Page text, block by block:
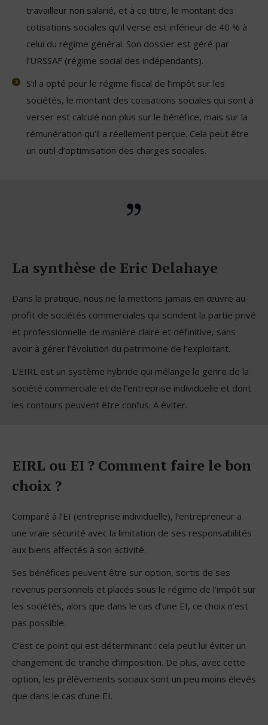
travailleur non salarié, et à ce titre, le montant des
cotisations sociales qu’il verse est inférieur de 40 % à
celui du régime général. Son dossier est géré par
l’URSSAF (régime social des indépendants).
S’il a opté pour le régime fiscal de l’impôt sur les
sociétés, le montant des cotisations sociales qui sont à
verser est calculé non plus sur le bénéfice, mais sur la
rémunération qu’il a réellement perçue. Cela peut être
un outil d’optimisation des charges sociales.
La synthèse de Eric Delahaye
Dans la pratique, nous ne la mettons jamais en œuvre au
profit de sociétés commerciales qui scindent la partie privé
et professionnelle de manière claire et définitive, sans
avoir à gérer l’évolution du patrimoine de l’exploitant.
L’EIRL est un système hybride qui mélange le genre de la
société commerciale et de l’entreprise individuelle et dont
les contours peuvent être confus. A éviter.
EIRL ou EI ? Comment faire le bon
choix ?
Comparé à l’EI (entreprise individuelle), l’entrepreneur a
une vraie sécurité avec la limitation de ses responsabilités
aux biens affectés à son activité.
Ses bénéfices peuvent être sur option, sortis de ses
revenus personnels et placés sous le régime de l’impôt sur
les sociétés, alors que dans le cas d’une EI, ce choix n’est
pas possible.
C’est ce point qui est déterminant : cela peut lui éviter un
changement de tranche d’imposition. De plus, avec cette
option, les prélèvements sociaux sont un peu moins élevés
que dans le cas d’une EI.